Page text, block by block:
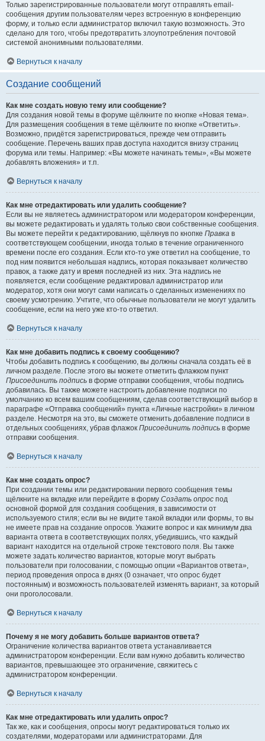
Только зарегистрированные пользователи могут отправлять email-
сообщения другим пользователям через встроенную в конференцию
форму, и только если администратор включил такую возможность. Это
сделано для того, чтобы предотвратить злоупотребления почтовой
системой анонимными пользователями.
Вернуться к началу
Создание сообщений
Как мне создать новую тему или сообщение?
Для создания новой темы в форуме щёлкните по кнопке «Новая тема».
Для размещения сообщения в теме щёлкните по кнопке «Ответить».
Возможно, придётся зарегистрироваться, прежде чем отправить
сообщение. Перечень ваших прав доступа находится внизу страниц
форума или темы. Например: «Вы можете начинать темы», «Вы можете
добавлять вложения» и т.п.
Вернуться к началу
Как мне отредактировать или удалить сообщение?
Если вы не являетесь администратором или модератором конференции,
вы можете редактировать и удалять только свои собственные сообщения.
Вы можете перейти к редактированию, щёлкнув по кнопке Правка в
соответствующем сообщении, иногда только в течение ограниченного
времени после его создания. Если кто-то уже ответил на сообщение, то
под ним появится небольшая надпись, которая показывает количество
правок, а также дату и время последней из них. Эта надпись не
появляется, если сообщение редактировал администратор или
модератор, хотя они могут сами написать о сделанных изменениях по
своему усмотрению. Учтите, что обычные пользователи не могут удалить
сообщение, если на него уже кто-то ответил.
Вернуться к началу
Как мне добавить подпись к своему сообщению?
Чтобы добавить подпись к сообщению, вы должны сначала создать её в
личном разделе. После этого вы можете отметить флажком пункт
Присоединить подпись в форме отправки сообщения, чтобы подпись
добавилась. Вы также можете настроить добавление подписи по
умолчанию ко всем вашим сообщениям, сделав соответствующий выбор в
параграфе «Отправка сообщений» пункта «Личные настройки» в личном
разделе. Несмотря на это, вы сможете отменить добавление подписи в
отдельных сообщениях, убрав флажок Присоединить подпись в форме
отправки сообщения.
Вернуться к началу
Как мне создать опрос?
При создании темы или редактировании первого сообщения темы
щёлкните на вкладке или перейдите в форму Создать опрос под
основной формой для создания сообщения, в зависимости от
используемого стиля; если вы не видите такой вкладки или формы, то вы
не имеете прав на создание опросов. Укажите вопрос и как минимум два
варианта ответа в соответствующих полях, убедившись, что каждый
вариант находится на отдельной строке текстового поля. Вы также
можете задать количество вариантов, которые могут выбрать
пользователи при голосовании, с помощью опции «Вариантов ответа»,
период проведения опроса в днях (0 означает, что опрос будет
постоянным) и возможность пользователей изменять вариант, за который
они проголосовали.
Вернуться к началу
Почему я не могу добавить больше вариантов ответа?
Ограничение количества вариантов ответа устанавливается
администратором конференции. Если вам нужно добавить количество
вариантов, превышающее это ограничение, свяжитесь с
администратором конференции.
Вернуться к началу
Как мне отредактировать или удалить опрос?
Так же, как и сообщения, опросы могут редактироваться только их
создателями, модераторами или администраторами. Для